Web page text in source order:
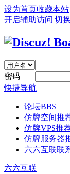
设为首页收藏本站
开启辅助访问 切
密码
快捷导航
论坛BBS
仿牌空间推
仿牌VPS推
仿牌服务器
六六互联联
六六互联